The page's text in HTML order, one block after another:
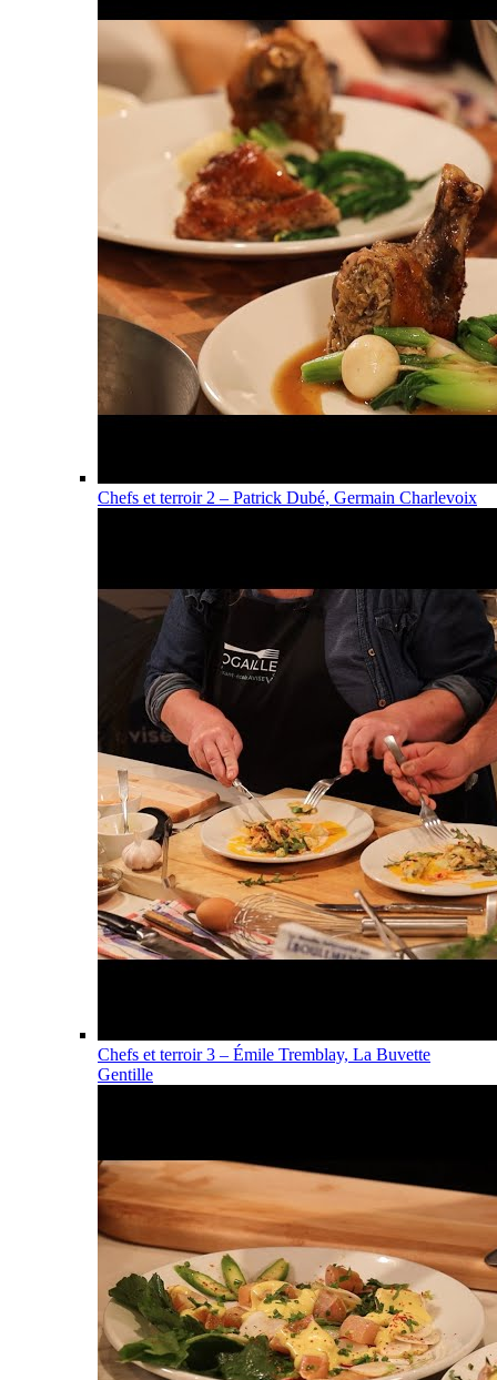
Chefs et terroir 2 – Patrick Dubé, Germain Charlevoix
Chefs et terroir 3 – Émile Tremblay, La Buvette
Gentille